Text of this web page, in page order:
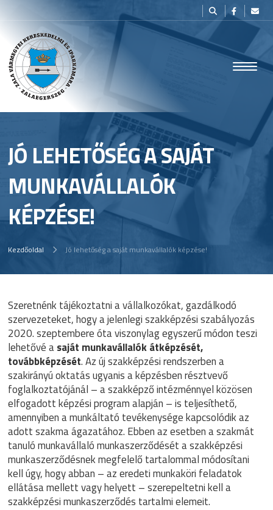
JÓ LEHETŐSÉG A SAJÁT
MUNKAVÁLLALÓK
KÉPZÉSE!
Kezdőoldal Jó lehetőség a saját munkavállalók képzése!
Szeretnénk tájékoztatni a vállalkozókat, gazdálkodó
szervezeteket, hogy a jelenlegi szakképzési szabályozás
2020. szeptembere óta viszonylag egyszerű módon teszi
lehetővé asaját munkavállalók átképzését,
továbbképzését. Az új szakképzési rendszerben a
szakirányú oktatás ugyanis a képzésben résztvevő
foglalkoztatójánál – a szakképző intézménnyel közösen
elfogadott képzési program alapján – is teljesíthető,
amennyiben a munkáltató tevékenysége kapcsolódik az
adott szakma ágazatához. Ebben az esetben a szakmát
tanuló munkavállaló munkaszerződését a szakképzési
munkaszerződésnek megfelelő tartalommal módosítani
kell úgy, hogy abban – az eredeti munkaköri feladatok
ellátása mellett vagy helyett – szerepeltetni kell a
szakképzési munkaszerződés tartalmi elemeit.